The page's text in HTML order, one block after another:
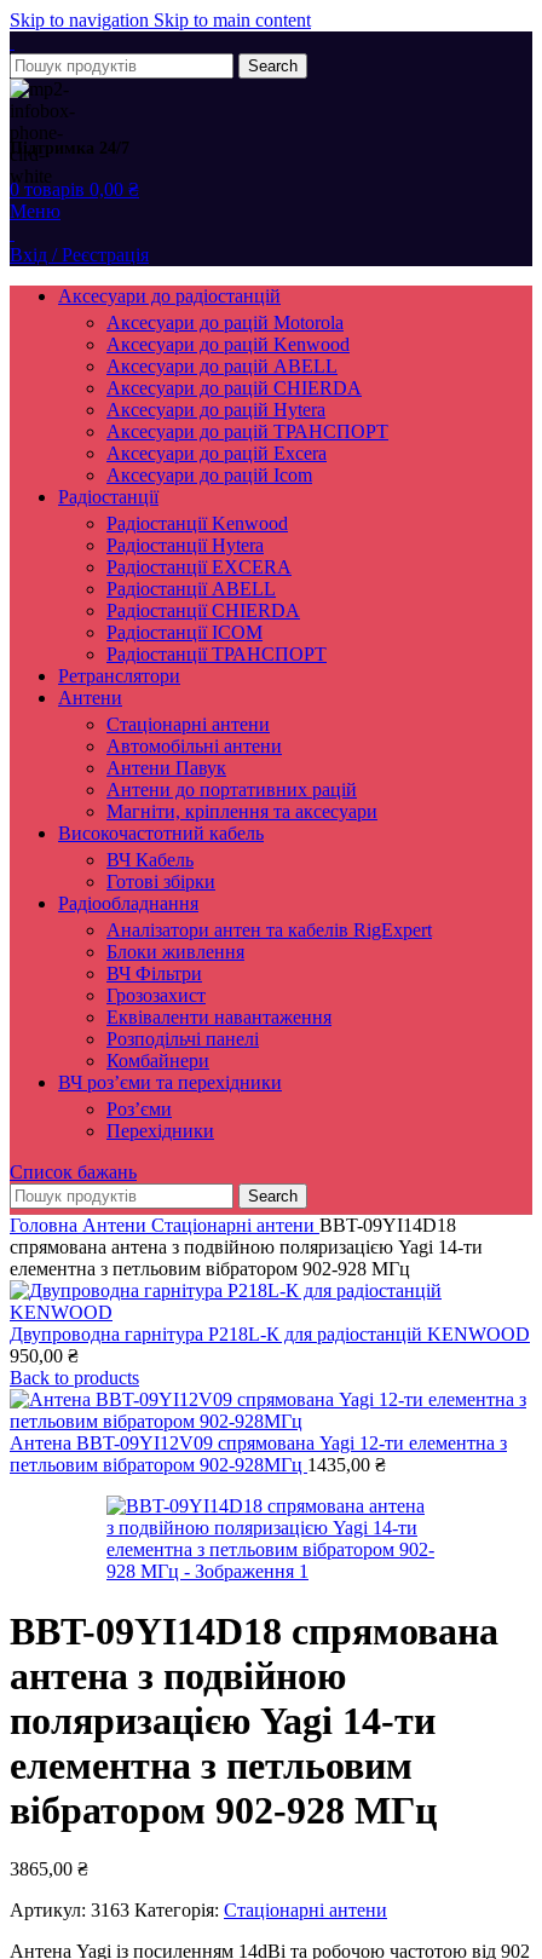
Skip to navigation Skip to main content
Search
Підтримка 24/7
0 товарів 0,00 ₴
Меню
Вхід / Реєстрація
Аксесуари до радіостанцій
Аксесуари до рацій Motorola
Аксесуари до рацій Kenwood
Аксесуари до рацій ABELL
Аксесуари до рацій CHIERDA
Аксесуари до рацій Hytera
Аксесуари до рацій ТРАНСПОРТ
Аксесуари до рацій Excera
Аксесуари до рацій Icom
Радіостанції
Радіостанції Kenwood
Радіостанції Hytera
Радіостанції EXCERA
Радіостанції ABELL
Радіостанції CHIERDA
Радіостанції ICOM
Радіостанції ТРАНСПОРТ
Ретранслятори
Антени
Стаціонарні антени
Автомобільні антени
Антени Павук
Антени до портативних рацій
Магніти, кріплення та аксесуари
Високочастотний кабель
ВЧ Кабель
Готові збірки
Радіообладнання
Аналізатори антен та кабелів RigExpert
Блоки живлення
ВЧ Фільтри
Грозозахист
Еквіваленти навантаження
Розподільчі панелі
Комбайнери
ВЧ роз’єми та перехідники
Роз’єми
Перехідники
Список бажань
Search
Головна Антени Стаціонарні антени BBT-09YI14D18
спрямована антена з подвійною поляризацією Yagi 14-ти
елементна з петльовим вібратором 902-928 МГц
Двупроводна гарнітура P218L-К для радіостанцій KENWOOD
950,00 ₴
Back to products
Антена BBT-09YI12V09 спрямована Yagi 12-ти елементна з
петльовим вібратором 902-928МГц 1435,00 ₴
BBT-09YI14D18 спрямована
антена з подвійною
поляризацією Yagi 14-ти
елементна з петльовим
вібратором 902-928 МГц
3865,00 ₴
Артикул: 3163 Категорія: Стаціонарні антени
Антена Yagi із посиленням 14dBi та робочою частотою від 902